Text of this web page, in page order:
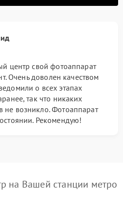
центр свой фотоаппарат
Очень доволен качеством
о всех этапах
так что никаких
возникло. Фотоаппарат
Рекомендую!
на Вашей станции метро